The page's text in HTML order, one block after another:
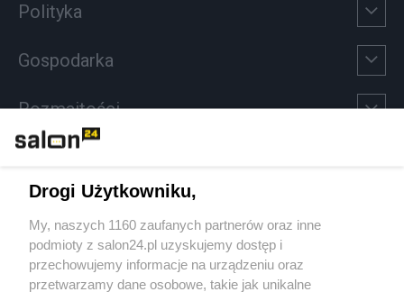
Polityka
Gospodarka
Rozmaitości
Sport
Społeczeństwo
Drogi Użytkowniku,
My, naszych 1160 zaufanych partnerów oraz inne
podmioty z salon24.pl uzyskujemy dostęp i
przechowujemy informacje na urządzeniu oraz
przetwarzamy dane osobowe, takie jak unikalne